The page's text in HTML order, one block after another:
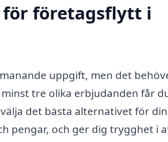
företagsflytt i
uppgift, men det
tre olika erbjudanden får
det bästa alternativet för
pengar, och ger dig trygghet i